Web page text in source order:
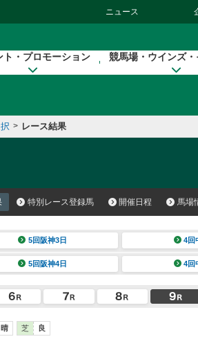
ニュース
ト・プロモーション 競馬場・ウインズ
> レース結果
特別レース登録馬 開催日程 馬場
5回阪神3日 4回
5回阪神4日 4回
晴 芝 良